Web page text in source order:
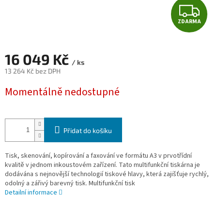
Z
D
ZDARMA
16 049 Kč / ks
13 264 Kč bez DPH
cena:
Momentálně nedostupné
Přidat do košíku
Tisk, skenování, kopírování a faxování ve formátu A3 v prvotřídní
kvalitě v jednom inkoustovém zařízení. Tato multifunkční tiskárna je
dodávána s nejnovější technologií tiskové hlavy, která zajišťuje rychlý,
odolný a zářivý barevný tisk. Multifunkční tisk
Detailní informace